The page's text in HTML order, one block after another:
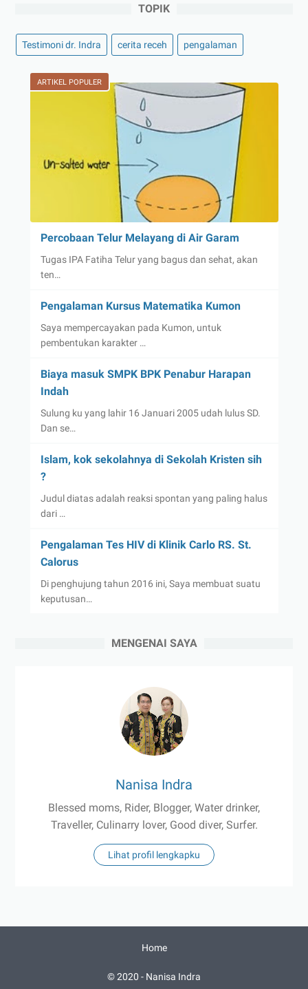
TOPIK
Testimoni dr. Indra cerita receh pengalaman
ARTIKEL POPULER
Percobaan Telur Melayang di Air Garam
Tugas IPA Fatiha Telur yang bagus dan sehat, akan
ten…
Pengalaman Kursus Matematika Kumon
Saya mempercayakan pada Kumon, untuk
pembentukan karakter …
Biaya masuk SMPK BPK Penabur Harapan
Indah
Sulung ku yang lahir 16 Januari 2005 udah lulus SD.
Dan se…
Islam, kok sekolahnya di Sekolah Kristen sih
?
Judul diatas adalah reaksi spontan yang paling halus
dari …
Pengalaman Tes HIV di Klinik Carlo RS. St.
Calorus
Di penghujung tahun 2016 ini, Saya membuat suatu
keputusan…
MENGENAI SAYA
Nanisa Indra
Blessed moms, Rider, Blogger, Water drinker,
Traveller, Culinarry lover, Good diver, Surfer.
Lihat profil lengkapku
Home
© 2020 - Nanisa Indra